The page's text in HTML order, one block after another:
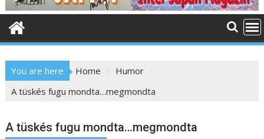
n
e
You are here Home
Humor
A tüskés fugu mondta…megmondta
A tüskés fugu mondta…megmondta